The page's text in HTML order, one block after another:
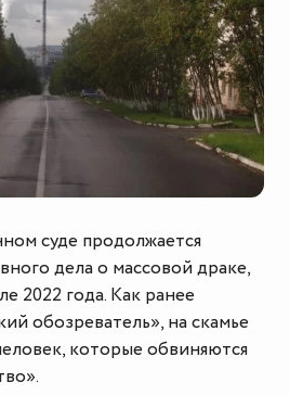
суде продолжается
дела о массовой драке,
2022 года. Как ранее
обозреватель», на скамье
которые обвиняются